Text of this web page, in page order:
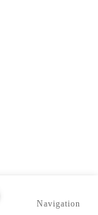
Navigation